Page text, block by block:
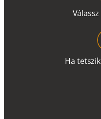
Válassz
Ha tetszik